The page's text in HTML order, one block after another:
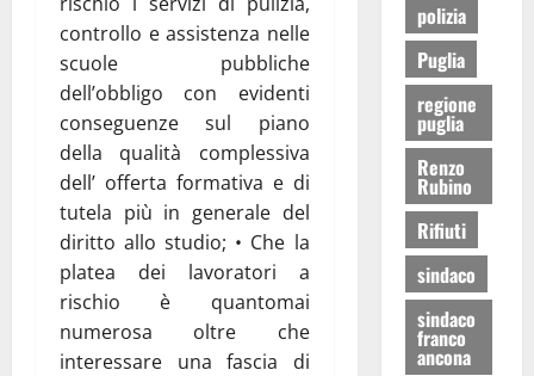
controllo e assistenza nelle
scuole pubbliche
dell’obbligo con evidenti
conseguenze sul piano
della qualità complessiva
dell’ offerta formativa e di
tutela più in generale del
diritto allo studio; • Che la
platea dei lavoratori a
rischio è quantomai
numerosa oltre che
interessare una fascia di
polizia
Puglia
regione
puglia
Renzo
Rubino
Rifiuti
sindaco
sindaco
franco
ancona